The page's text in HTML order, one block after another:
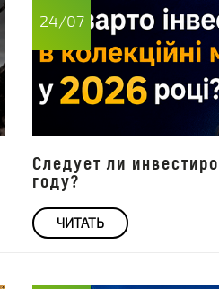
24/07
Следует ли
году?
ЧИТАТЬ